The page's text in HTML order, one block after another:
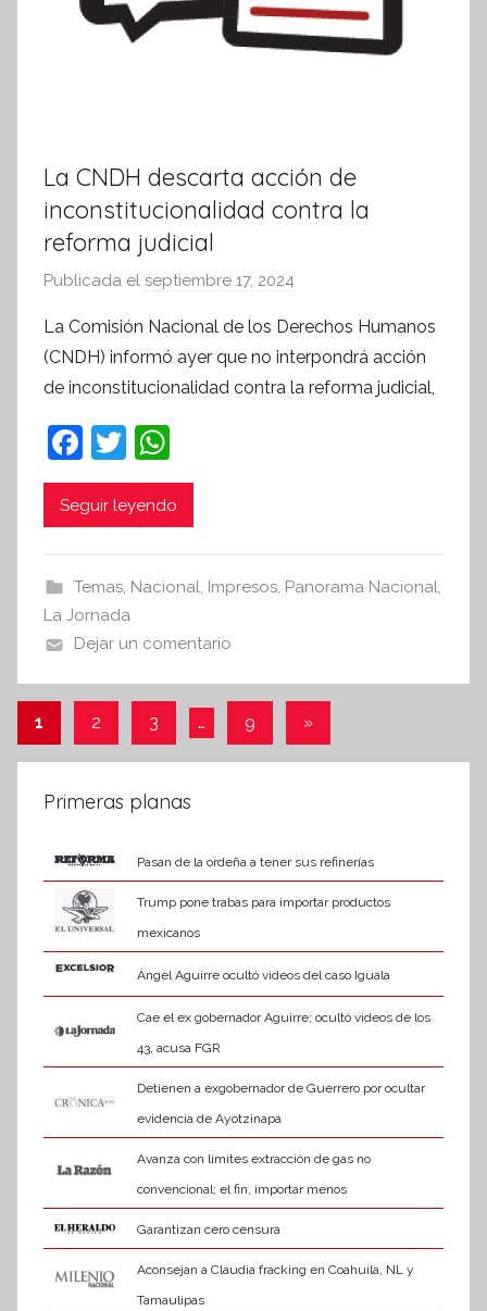
La CNDH descarta acción de
inconstitucionalidad contra la
reforma judicial
Publicada el septiembre 17, 2024
r
S
í
I
r
m
a
La Comisión Nacional de los Derechos Humanos
(CNDH) informó ayer que no interpondrá acción
de inconstitucionalidad contra la reforma judicial,
F
a
c
b
o
o
k
T
w
itt
h
at
A
p
Seguir leyendo
Temas, Nacional, Impresos, Panorama Nacional,
La Jornada
Dejar un comentario
Paginación
de
entradas
1 2 3 … 9
Entradas
siguientes
»
Primeras planas
Pasan de la ordeña a tener sus refinerías
Trump pone trabas para importar productos
mexicanos
Ángel Aguirre ocultó videos del caso Iguala
Cae el ex gobernador Aguirre; ocultó videos de los
43, acusa FGR
Detienen a exgobernador de Guerrero por ocultar
evidencia de Ayotzinapa
Avanza con límites extracción de gas no
convencional; el fin, importar menos
Garantizan cero censura
Aconsejan a Claudia fracking en Coahuila, NL y
Tamaulipas